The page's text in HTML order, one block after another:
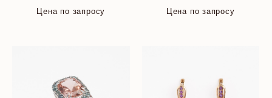
Цена по запросу Цена по запросу